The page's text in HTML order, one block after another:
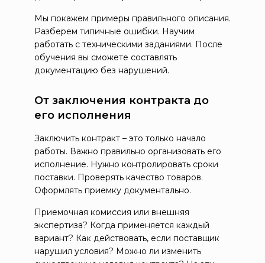
Мы покажем примеры правильного описания.
Разберем типичные ошибки. Научим
работать с техническими заданиями. После
обучения вы сможете составлять
документацию без нарушений.
От заключения контракта до
его исполнения
Заключить контракт – это только начало
работы. Важно правильно организовать его
исполнение. Нужно контролировать сроки
поставки. Проверять качество товаров.
Оформлять приемку документально.
Приемочная комиссия или внешняя
экспертиза? Когда применяется каждый
вариант? Как действовать, если поставщик
нарушил условия? Можно ли изменить